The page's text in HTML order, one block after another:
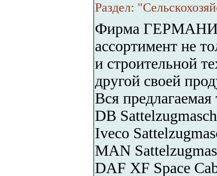
Раздел:
Фирма ГЕРМАНИИ
ассортимент не
и строительной
другой своей
Вся предлагаемая
DB
Iveco
MAN
DAF XF Space